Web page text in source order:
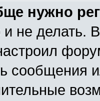
нужно
не делать.
сообщения